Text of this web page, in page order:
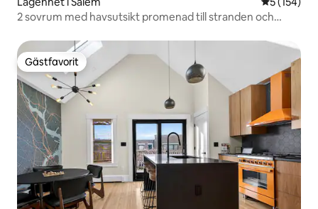
2 sovrum med havsutsikt promenad till stranden och
Gästfavorit
Gästfavorit